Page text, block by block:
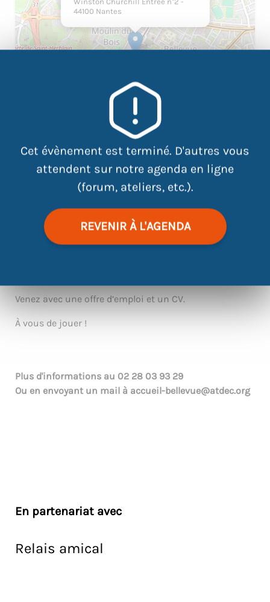
Cet évènement est terminé. D'autres vous
attendent sur notre agenda en ligne
(forum, ateliers, etc.).
REVENIR À L'AGENDA
44100 Nantes
Leaflet |©OpenStreetMap contributors
L’entretien d’embauche est un moment clé.
L’association RELAIS AMICAL vous propose des
Venez avec une offre d’emploi et un CV.
À vous de jouer !
Plus d'informations au 02 28 03 93 29
Ou en envoyant un mail à accueil-bellevue@atdec.org
En partenariat avec
Relais amical